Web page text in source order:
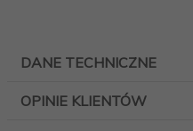
DANE TECHNICZNE
OPINIE KLIENTÓW